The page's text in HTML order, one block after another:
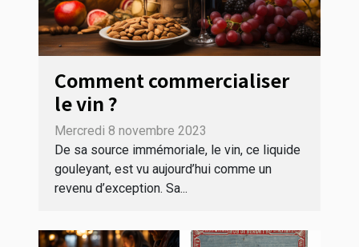
Comment commercialiser
le vin ?
Mercredi 8 novembre 2023
De sa source immémoriale, le vin, ce liquide
gouleyant, est vu aujourd’hui comme un
revenu d’exception. Sa...